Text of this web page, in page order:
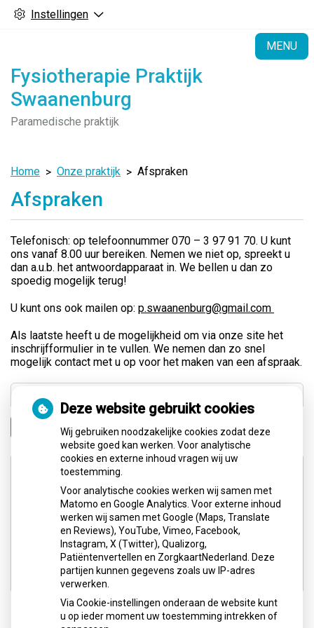
Instellingen
MENU
Fysiotherapie Praktijk
Swaanenburg
Paramedische praktijk
Home Onze praktijk Afspraken
Afspraken
Telefonisch: op telefoonnummer 070 – 3 97 91 70. U kunt
ons vanaf 8.00 uur bereiken. Nemen we niet op, spreekt u
dan a.u.b. het antwoordapparaat in. We bellen u dan zo
spoedig mogelijk terug!
U kunt ons ook mailen op: p.swaanenburg@gmail.com
Als laatste heeft u de mogelijkheid om via onze site het
inschrijfformulier in te vullen. We nemen dan zo snel
mogelijk contact met u op voor het maken van een afspraak.
Zoeken
Adresgegevens
Loosduinse Hoofdstraat 557
2552AE Den Haag
(070) 3979170
p.swaanenburg@gmail.com
Deze website gebruikt cookies
Wij gebruiken noodzakelijke cookies zodat deze
website goed kan werken. Voor analytische
cookies en externe inhoud vragen wij uw
toestemming.
Voor analytische cookies werken wij samen met
Matomo en Google Analytics. Voor externe inhoud
werken wij samen met Google (Maps, Translate
en Reviews), YouTube, Vimeo, Facebook,
Instagram, X (Twitter), Qualizorg,
Patiëntenvertellen en ZorgkaartNederland. Deze
partijen kunnen gegevens zoals uw IP-adres
verwerken.
Via Cookie-instellingen onderaan de website kunt
u op ieder moment uw toestemming intrekken of